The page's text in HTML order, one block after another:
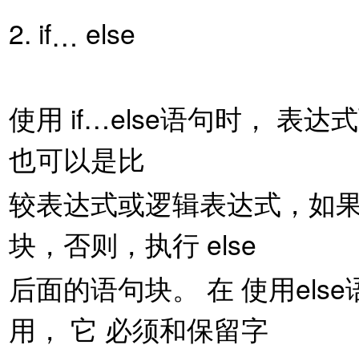
2. if… else
使用 if…else语句时， 表达
也可以是比
较表达式或逻辑表达式，如
块，否则，执行 else
后面的语句块。 在 使用
用， 它 必须和保留字